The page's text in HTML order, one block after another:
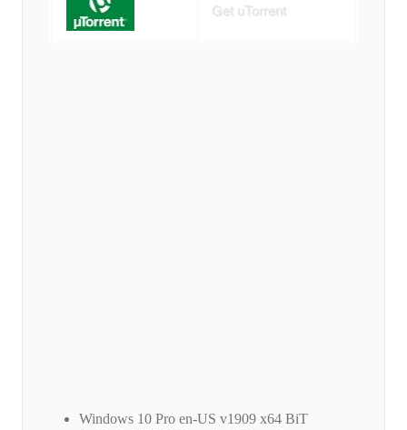
Get uTorrent
Windows 10 Pro en-US v1909 x64 BiT